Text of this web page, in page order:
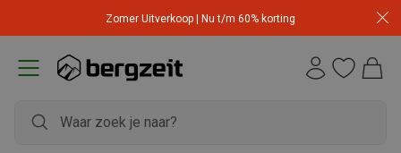
Zomer Uitverkoop | Nu t/m 60% korting